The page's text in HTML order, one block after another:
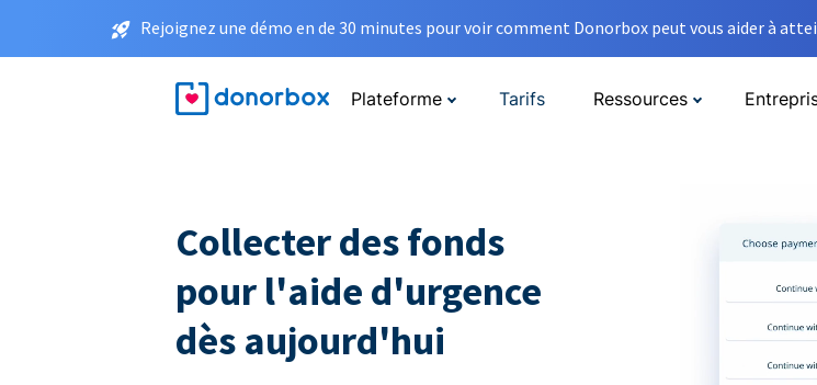
Rejoignez une démo en de 30 minutes pour voir comment Donorbox peut vous aider à
Plateforme Tarifs Ressources
Collecter des fonds
pour l'aide d'urgence
dès aujourd'hui